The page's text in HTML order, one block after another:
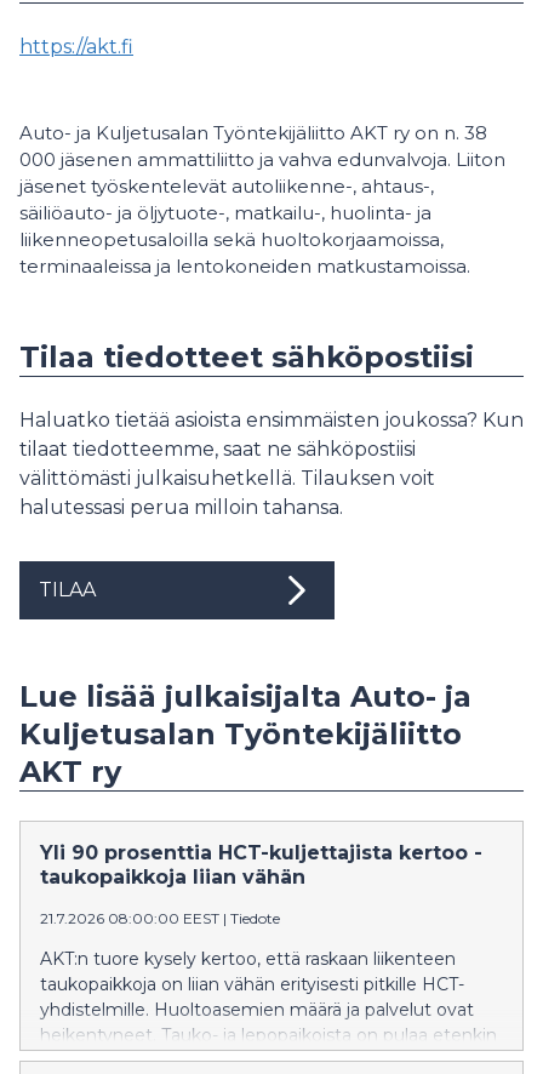
https://akt.fi
Auto- ja Kuljetusalan Työntekijäliitto AKT ry on n. 38
000 jäsenen ammattiliitto ja vahva edunvalvoja. Liiton
jäsenet työskentelevät autoliikenne-, ahtaus-,
säiliöauto- ja öljytuote-, matkailu-, huolinta- ja
liikenneopetusaloilla sekä huoltokorjaamoissa,
terminaaleissa ja lentokoneiden matkustamoissa.
Tilaa tiedotteet sähköpostiisi
Haluatko tietää asioista ensimmäisten joukossa? Kun
tilaat tiedotteemme, saat ne sähköpostiisi
välittömästi julkaisuhetkellä. Tilauksen voit
halutessasi perua milloin tahansa.
TILAA
Lue lisää julkaisijalta Auto- ja
Kuljetusalan Työntekijäliitto
AKT ry
Yli 90 prosenttia HCT-kuljettajista kertoo -
taukopaikkoja liian vähän
21.7.2026 08:00:00 EEST | Tiedote
AKT:n tuore kysely kertoo, että raskaan liikenteen
taukopaikkoja on liian vähän erityisesti pitkille HCT-
yhdistelmille. Huoltoasemien määrä ja palvelut ovat
heikentyneet. Tauko- ja lepopaikoista on pulaa etenkin
öisin, mikä rassaa ammattikuljettajia. - Kyse on viime